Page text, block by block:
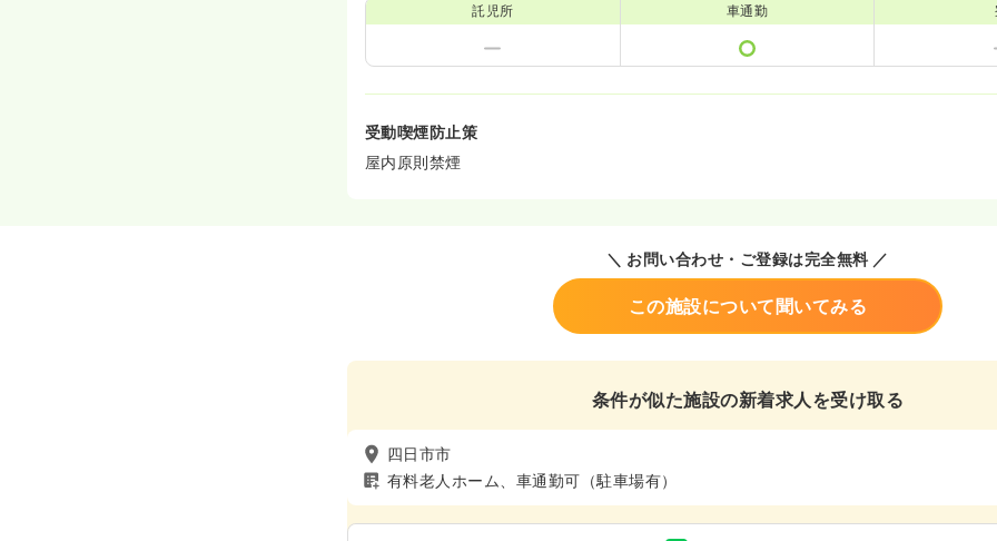
託児所 車通勤
受動喫煙防止策
屋内原則禁煙
＼ お問い合わせ・ご登録は完全無料 ／
この施設について聞いてみる
条件が似た施設の新着求人を受け取る
四日市市
有料老人ホーム、車通勤可（駐車場有）